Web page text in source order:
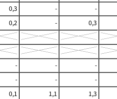
0,3 -
-
0,2 -
0,3
- -
-
- -
-
0,1 1,1
1,3